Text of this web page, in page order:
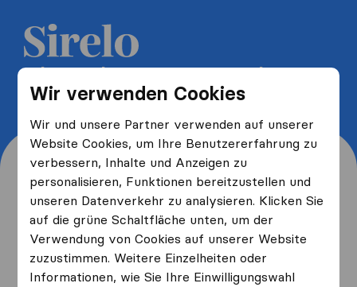
Wir verwenden Cookies
Wir und unsere Partner verwenden auf unserer
Website Cookies, um Ihre Benutzererfahrung zu
verbessern, Inhalte und Anzeigen zu
personalisieren, Funktionen bereitzustellen und
unseren Datenverkehr zu analysieren. Klicken Sie
auf die grüne Schaltfläche unten, um der
Verwendung von Cookies auf unserer Website
zuzustimmen. Weitere Einzelheiten oder
Informationen, wie Sie Ihre Einwilligungswahl
5 kostenlose Umzugsangebote
erhalten und bis zu 40% sparen
Wo wohnen Sie jetzt und
wo ziehen Sie hin?